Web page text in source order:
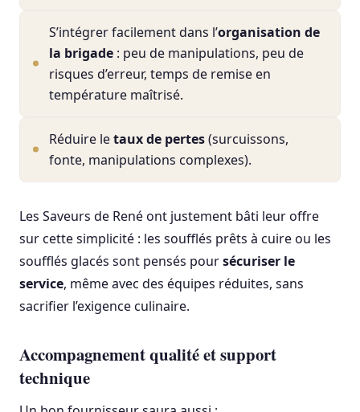
S’intégrer facilement dans l’organisation de
la brigade : peu de manipulations, peu de
risques d’erreur, temps de remise en
température maîtrisé.
Réduire letaux de pertes(surcuissons,
fonte, manipulations complexes).
Les Saveurs de René ont justement bâti leur offre
sur cette simplicité : les soufflés prêts à cuire ou les
soufflés glacés sont pensés poursécuriser le
service, même avec des équipes réduites, sans
sacrifier l’exigence culinaire.
Accompagnement qualité et support
technique